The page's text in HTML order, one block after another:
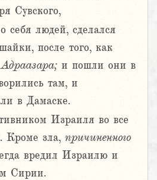
Сувского,
себя людей, сделался
после того, как
Адраазара; и пошли они в
там, и
в Дамаске.
Израиля во все
Кроме зла, причиненного
вредил Израилю и
Сирии.